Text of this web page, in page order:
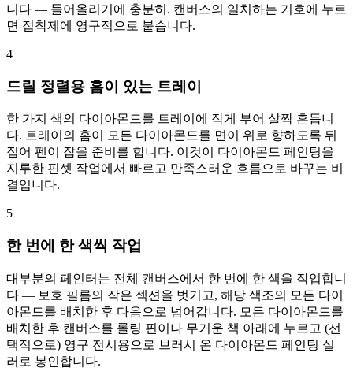
니다 — 들어올리기에 충분히. 캔버스의 일치하는 기호에 누르
면 접착제에 영구적으로 붙습니다.
4
드릴 정렬용 홈이 있는 트레이
한 가지 색의 다이아몬드를 트레이에 작게 부어 살짝 흔듭니
다. 트레이의 홈이 모든 다이아몬드를 면이 위로 향하도록 뒤
집어 펜이 잡을 준비를 합니다. 이것이 다이아몬드 페인팅을
지루한 핀셋 작업에서 빠르고 만족스러운 흐름으로 바꾸는 비
결입니다.
5
한 번에 한 색씩 작업
대부분의 페인터는 전체 캔버스에서 한 번에 한 색을 작업합니
다 — 보호 필름의 작은 섹션을 벗기고, 해당 색조의 모든 다이
아몬드를 배치한 후 다음으로 넘어갑니다. 모든 다이아몬드를
배치한 후 캔버스를 롤링 핀이나 무거운 책 아래에 누르고 (선
택적으로) 영구 전시용으로 브러시 온 다이아몬드 페인팅 실
러로 봉인합니다.